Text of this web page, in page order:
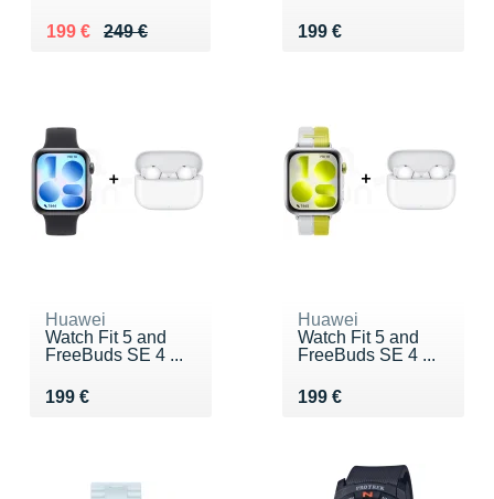
249 €
Au lieu de 249 €
199 €
Vendu 199 € 199 €
Vendu 199 €
Huawei
Watch Fit 5 and
FreeBuds SE 4 ...
199 €
Vendu 199 €
Huawei
Watch Fit 5 and
FreeBuds SE 4 ...
199 €
Vendu 199 €